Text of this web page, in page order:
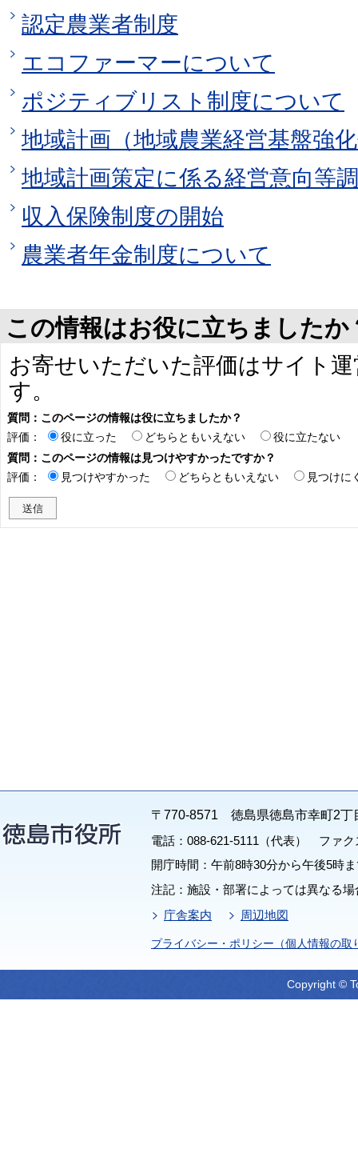
認定農業者制度
エコファーマーについて
ポジティブリスト制度について
地域計画（地域農業経営基盤強
地域計画策定に係る経営意向等
収入保険制度の開始
農業者年金制度について
この情報はお役に立ちましたか
お寄せいただいた評価はサイト
す。
質問：このページの情報は役に立ちましたか？
評価：
役に立った どちらともいえない
役に立たない
質問：このページの情報は見つけやすかったですか？
評価：
見つけやすかった どちらともいえない 見つけに
〒770-8571 徳島県徳島市幸町2丁
電話：088-621-5111（代表） ファク
開庁時間：午前8時30分から午後5時
注記：施設・部署によっては異なる
庁舎案内
周辺地図
プライバシー・ポリシー（個人情報の取
Copyright ©